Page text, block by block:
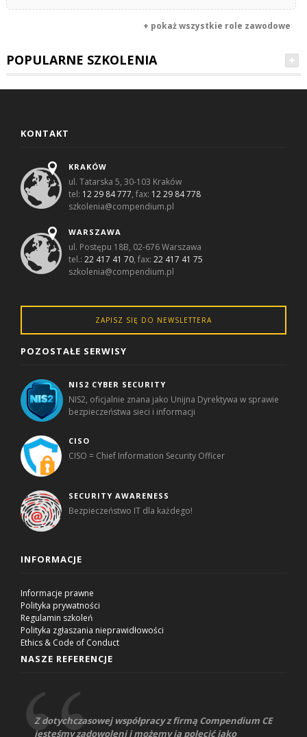
+ pokaż wszystkie role zawodowe
POPULARNE SZKOLENIA
KONTAKT
KRAKÓW
ul. Tatarska 5, 30-103 Kraków
tel: 12 29 84 777, fax: 12 29 84 778
szkolenia@compendium.pl
WARSZAWA
ul. Postępu 18B, 02-676 Warszawa
tel.:22 417 41 70, fax:22 417 41 75
szkolenia@compendium.pl
ZAPISZ SIĘ DO NEWSLETTERA
POZOSTAŁE SERWISY
NIS2 CYBER SECURITY
NIS2, oficjalnie znana jako Unijna Dyrektywa w sprawie
bezpieczeństwa sieci i informacji
CISO
CISO = Chief Information Security Officer
SECURITY AWARENESS
Bezpieczeństwo IT dla każdego!
INFORMACJE
Informacje prawne
Polityka prywatności
Regulamin szkoleń
Polityka zgłaszania nieprawidłowości
Ethics & Code of Conduct
NASZE REFERENCJE
Z dotychczasowej współpracy z firmą Compendium CE
jesteśmy zadowoleni i możemy ją polecić jako